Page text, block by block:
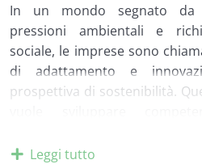
In un mondo segnato da
pressioni ambientali e
sociale, le imprese sono
di adattamento e
prospettiva di sostenibilità.
valorizzando strategie,
Leggi tutto